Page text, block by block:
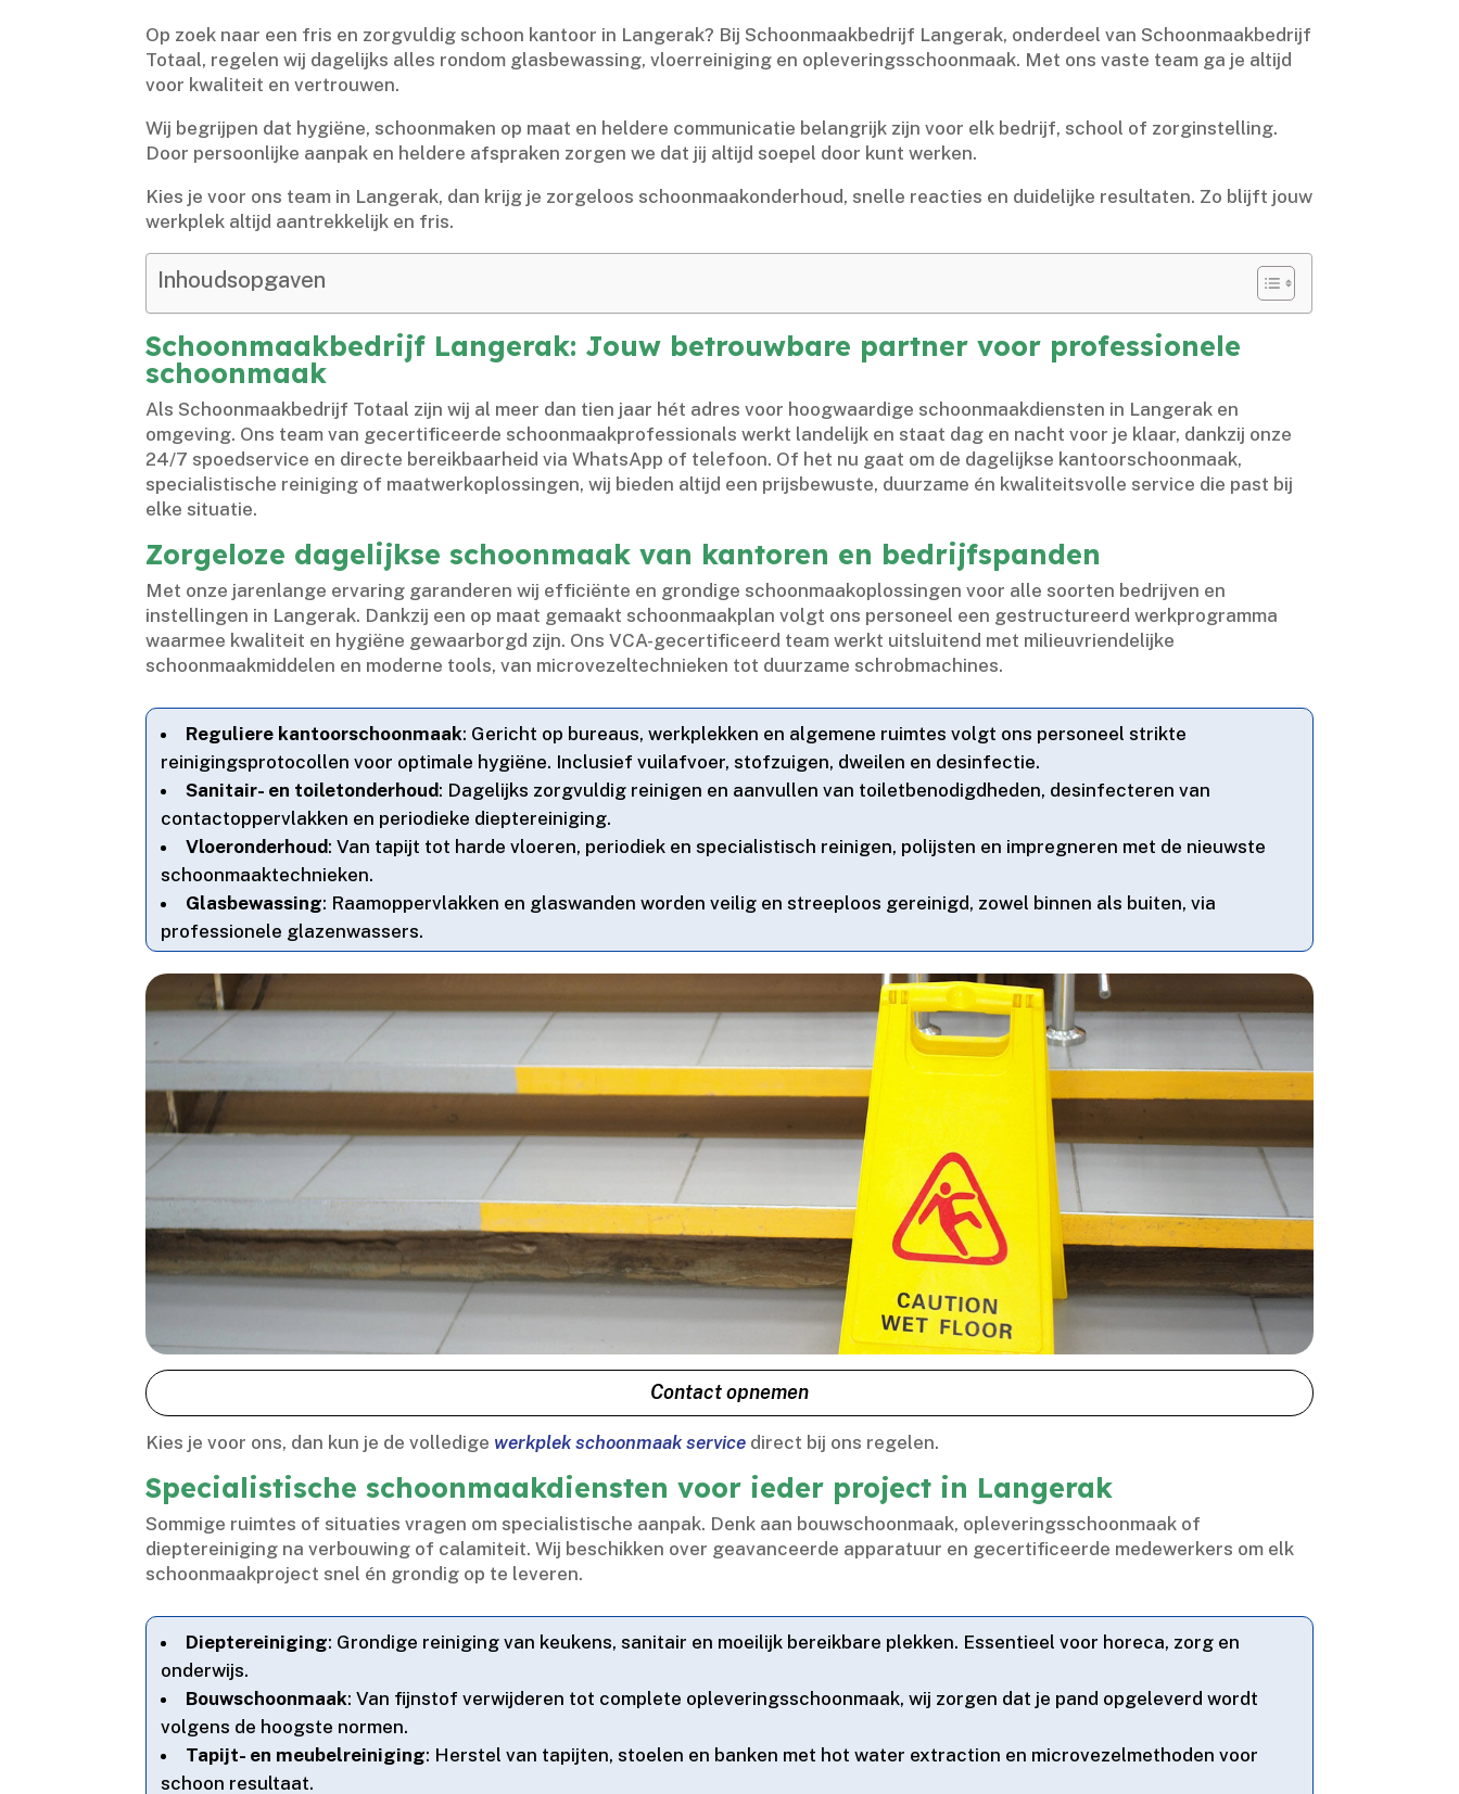
Op zoek naar een fris en zorgvuldig schoon kantoor in Langerak? Bij Schoonmaakbedrijf Langerak, onderdeel van Schoonmaakbedrijf
Totaal, regelen wij dagelijks alles rondom glasbewassing, vloerreiniging en opleveringsschoonmaak.​ Met ons vaste team ga je altijd
voor kwaliteit en vertrouwen.​
Wij begrijpen dat hygiëne, schoonmaken op maat en heldere communicatie belangrijk zijn voor elk bedrijf, school of zorginstelling.​
Door persoonlijke aanpak en heldere afspraken zorgen we dat jij altijd soepel door kunt werken.​
Kies je voor ons team in Langerak, dan krijg je zorgeloos schoonmaakonderhoud, snelle reacties en duidelijke resultaten.​ Zo blijft jouw
werkplek altijd aantrekkelijk en fris.​
Inhoudsopgaven
Schoonmaakbedrijf Langerak: Jouw betrouwbare partner voor professionele
schoonmaak
Als Schoonmaakbedrijf Totaal zijn wij al meer dan tien jaar hét adres voor hoogwaardige schoonmaakdiensten in Langerak en
omgeving.​ Ons team van gecertificeerde schoonmaakprofessionals werkt landelijk en staat dag en nacht voor je klaar, dankzij onze
24/7 spoedservice en directe bereikbaarheid via WhatsApp of telefoon.​ Of het nu gaat om de dagelijkse kantoorschoonmaak,
specialistische reiniging of maatwerkoplossingen, wij bieden altijd een prijsbewuste, duurzame én kwaliteitsvolle service die past bij
elke situatie.​
Zorgeloze dagelijkse schoonmaak van kantoren en bedrijfspanden
Met onze jarenlange ervaring garanderen wij efficiënte en grondige schoonmaakoplossingen voor alle soorten bedrijven en
instellingen in Langerak.​ Dankzij een op maat gemaakt schoonmaakplan volgt ons personeel een gestructureerd werkprogramma
waarmee kwaliteit en hygiëne gewaarborgd zijn.​ Ons VCA-gecertificeerd team werkt uitsluitend met milieuvriendelijke
schoonmaakmiddelen en moderne tools, van microvezeltechnieken tot duurzame schrobmachines.​
Reguliere kantoorschoonmaak: Gericht op bureaus, werkplekken en algemene ruimtes volgt ons personeel strikte
reinigingsprotocollen voor optimale hygiëne.​ Inclusief vuilafvoer, stofzuigen, dweilen en desinfectie.​
Sanitair- en toiletonderhoud: Dagelijks zorgvuldig reinigen en aanvullen van toiletbenodigdheden, desinfecteren van
contactoppervlakken en periodieke dieptereiniging.​
Vloeronderhoud: Van tapijt tot harde vloeren, periodiek en specialistisch reinigen, polijsten en impregneren met de nieuwste
schoonmaaktechnieken.​
Glasbewassing: Raamoppervlakken en glaswanden worden veilig en streeploos gereinigd, zowel binnen als buiten, via
professionele glazenwassers.​
Contact opnemen
Kies je voor ons, dan kun je de volledige werkplek schoonmaak service direct bij ons regelen.​
Specialistische schoonmaakdiensten voor ieder project in Langerak
Sommige ruimtes of situaties vragen om specialistische aanpak.​ Denk aan bouwschoonmaak, opleveringsschoonmaak of
dieptereiniging na verbouwing of calamiteit.​ Wij beschikken over geavanceerde apparatuur en gecertificeerde medewerkers om elk
schoonmaakproject snel én grondig op te leveren.​
Dieptereiniging: Grondige reiniging van keukens, sanitair en moeilijk bereikbare plekken.​ Essentieel voor horeca, zorg en
onderwijs.​
Bouwschoonmaak: Van fijnstof verwijderen tot complete opleveringsschoonmaak, wij zorgen dat je pand opgeleverd wordt
volgens de hoogste normen.​
Tapijt- en meubelreiniging: Herstel van tapijten, stoelen en banken met hot water extraction en microvezelmethoden voor
schoon resultaat.​